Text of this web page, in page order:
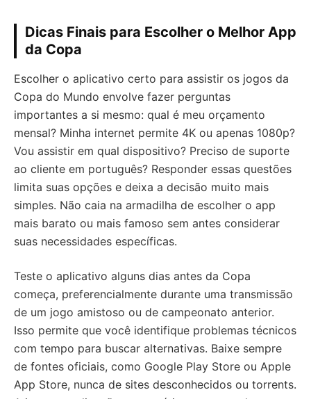
Dicas Finais para Escolher o Melhor App
da Copa
Escolher o aplicativo certo para assistir os jogos da
Copa do Mundo envolve fazer perguntas
importantes a si mesmo: qual é meu orçamento
mensal? Minha internet permite 4K ou apenas 1080p?
Vou assistir em qual dispositivo? Preciso de suporte
ao cliente em português? Responder essas questões
limita suas opções e deixa a decisão muito mais
simples. Não caia na armadilha de escolher o app
mais barato ou mais famoso sem antes considerar
suas necessidades específicas.
Teste o aplicativo alguns dias antes da Copa
começa, preferencialmente durante uma transmissão
de um jogo amistoso ou de campeonato anterior.
Isso permite que você identifique problemas técnicos
com tempo para buscar alternativas. Baixe sempre
de fontes oficiais, como Google Play Store ou Apple
App Store, nunca de sites desconhecidos ou torrents.